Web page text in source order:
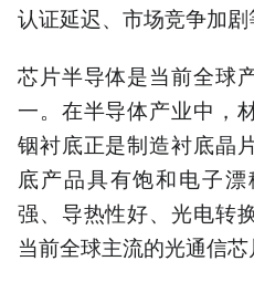
认证延迟、市场竞争加剧
芯片半导体是当前全球
一。在半导体产业中，
铟衬底正是制造衬底晶
底产品具有饱和电子
强、导热性好、光电转
当前全球主流的光通信芯